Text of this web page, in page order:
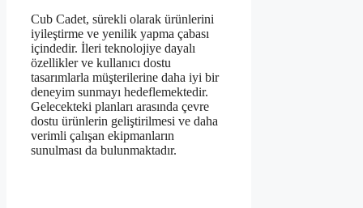
Cub Cadet, sürekli olarak ürünlerini
iyileştirme ve yenilik yapma çabası
içindedir. İleri teknolojiye dayalı
özellikler ve kullanıcı dostu
tasarımlarla müşterilerine daha iyi bir
deneyim sunmayı hedeflemektedir.
Gelecekteki planları arasında çevre
dostu ürünlerin geliştirilmesi ve daha
verimli çalışan ekipmanların
sunulması da bulunmaktadır.